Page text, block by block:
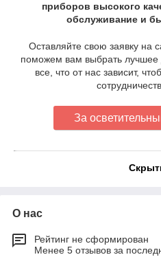
приборов высокого
обслуживание и
Оставляйте свою заявку на
поможем вам выбрать лучшее
все, что от нас зависит,
За
О нас
Рейтинг не сформирован
Менее 5 отзывов за